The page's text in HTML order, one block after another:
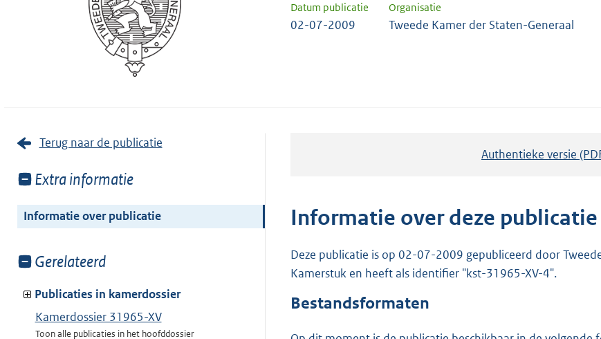
Datum publicatie Organisatie
02-07-2009 Tweede Kamer der Staten-Generaal
Terug naar de publicatie
Toon
van:
Extra informatie
Informatie over publicatie
Toon
van:
Gerelateerd
Publicaties in kamerdossier
Kamerdossier 31965-XV
Toon alle publicaties in het hoofddossier
Authentieke versie
Informatie over deze publicatie
Deze publicatie is op 02-07-2009 gepubliceerd door
Kamerstuk en heeft als identifier "kst-31965-XV-4".
Bestandsformaten